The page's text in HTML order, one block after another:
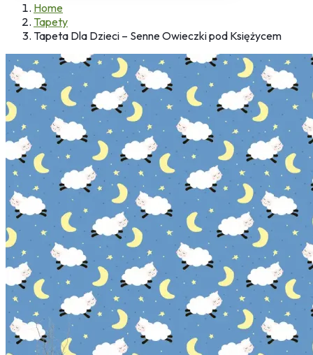
Home
Tapety
Tapeta Dla Dzieci – Senne Owieczki pod Księżycem